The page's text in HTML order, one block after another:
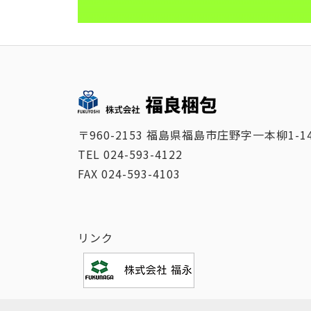
〒960-2153 福島県福島市庄野字一本柳1-
TEL 024-593-4122
FAX 024-593-4103
リンク